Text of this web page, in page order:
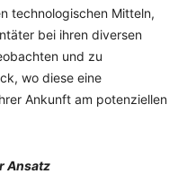
technologischen Mitteln,
bei ihren diversen
und zu
wo diese eine
Ankunft am potenziellen
Ansatz